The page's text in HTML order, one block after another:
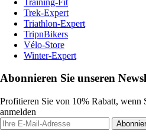
Trek-Expert
Triathlon-Expert
TripnBikers
Vélo-Store
Winter-Expert
Abonnieren Sie unseren
Profitieren Sie von 10% Rabatt, wenn
anmelden